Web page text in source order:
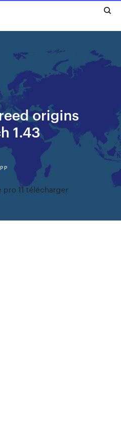
origins
1.43
11 télécharger